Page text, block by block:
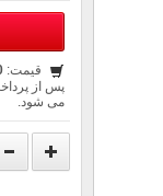
قیمت:
پس از
می شود.